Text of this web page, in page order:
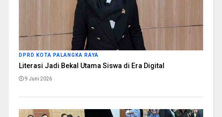
DPRD KOTA PALANGKA RAYA
Literasi Jadi Bekal Utama Siswa di Era Digital
9 Juni 2026